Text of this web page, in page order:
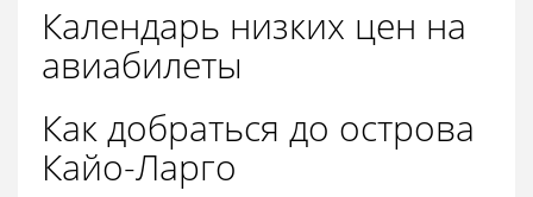
Календарь низких цен на
авиабилеты
Как добраться до острова
Кайо-Ларго